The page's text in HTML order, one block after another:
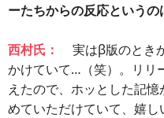
ーたちからの反応という
西村氏：
実はβ版のとき
かけていて…（笑）。リリ
えたので、ホッとした記
めていただけていて、嬉